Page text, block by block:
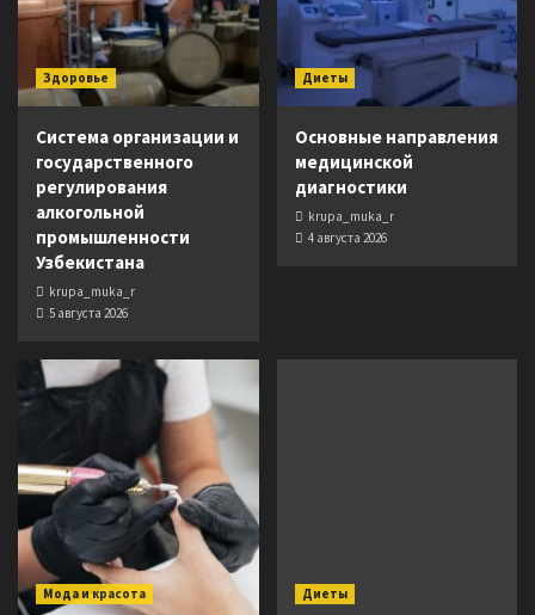
Здоровье
Система организации и
государственного
регулирования
алкогольной
промышленности
Узбекистана
krupa_muka_r
5 августа 2026
Диеты
Основные направления
медицинской
диагностики
krupa_muka_r
4 августа 2026
Мода и красота Диеты